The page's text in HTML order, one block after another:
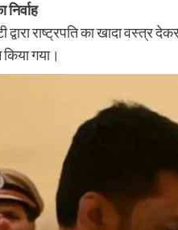
राष्ट्रपति का खादा वस्त्र
गया।